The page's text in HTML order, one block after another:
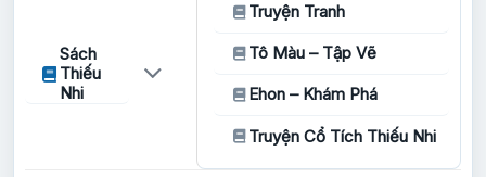
Sách
Thiếu
Nhi
Truyện Tranh
Tô Màu – Tập Vẽ
Ehon – Khám Phá
Truyện Cổ Tích Thiếu Nhi